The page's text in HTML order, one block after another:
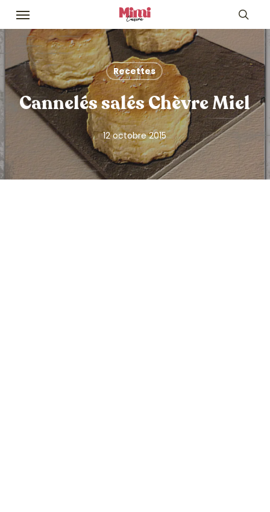
Skip
main
content
Menu
Recettes
Cannelés salés Chèvre Miel
12 octobre 2015